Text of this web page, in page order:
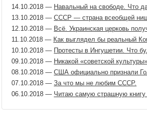
14.10.2018 — Навальный на свободе. Что
13.10.2018 — СССР — страна всеобщей
12.10.2018 — Всё. Украинская церковь
11.10.2018 — Как выглядел бы реальный
10.10.2018 — Протесты в Ингушетии. Что
09.10.2018 — Никакой «советской
08.10.2018 — США официально признали
07.10.2018 — За что мы не любим СССР.
06.10.2018 — Читаю самую страшную